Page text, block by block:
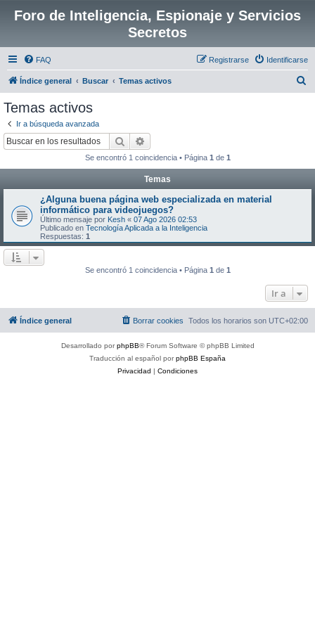
Foro de Inteligencia, Espionaje y Servicios
Secretos
FAQ Identificarse
Registrarse
Índice general Buscar Temas activos
Temas activos
Ir a búsqueda avanzada
Buscar
Se encontró 1 coincidencia • Página 1 de 1
Temas
¿Alguna buena página web especializada en material
informático para videojuegos?
Último mensaje por Kesh « 07 Ago 2026 02:53
Publicado en Tecnología Aplicada a la Inteligencia
Respuestas: 1
Se encontró 1 coincidencia • Página 1 de 1
Ir a
Índice general Todos los horarios son UTC+02:00
Borrar cookies
Desarrollado porphpBB® Forum Software © phpBB Limited
Traducción al español porphpBB España
Privacidad | Condiciones